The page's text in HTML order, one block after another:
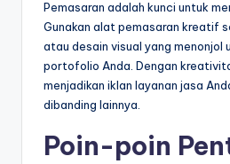
Pemasaran adalah kunci untuk
Gunakan alat pemasaran kreatif
atau desain visual yang menonjol
portofolio Anda. Dengan
menjadikan iklan layanan jasa
dibanding lainnya.
Poin-poin